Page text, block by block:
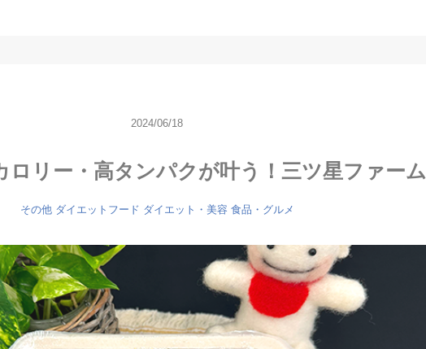
2024/06/18
ロリー・高タンパクが叶う！三ツ星ファーム
その他 ダイエットフード ダイエット・美容 食品・グルメ